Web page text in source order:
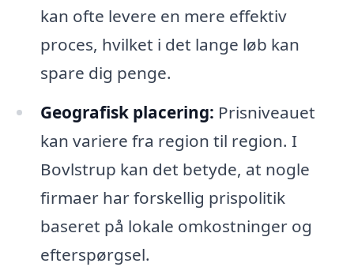
kan ofte levere en mere effektiv
proces, hvilket i det lange løb kan
spare dig penge.
Geografisk placering: Prisniveauet
kan variere fra region til region. I
Bovlstrup kan det betyde, at nogle
firmaer har forskellig prispolitik
baseret på lokale omkostninger og
efterspørgsel.